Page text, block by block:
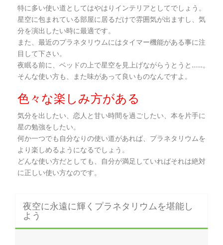
特に多い使い道としてはやはりインテリアとしてでしょう。
星空に包まれている部屋に居るだけで雰囲気が出ますし、気
分を演出したい時に最適です。
また、最近のプラネタリウムにはタイマー機能がある事に注
目して下さい。
夜眠る前に、ベッドの上で星空を見上げながらうとうと……。
そんな使い方も、また味があって良いものなんですよ。
色々な楽しみ方がある
気分を出したい、恋人と甘い時間を過ごしたい、本を片手に
星の勉強をしたい。
何か一つでも自分なりの使い道があれば、プラネタリウムを
より楽しめるようになるでしょう。
どんな使い方だとしても、自分が満足していればそれは絶対
に正しい使い方なのです。
夜空に永遠に輝くプラネタリウムを堪能し
よう